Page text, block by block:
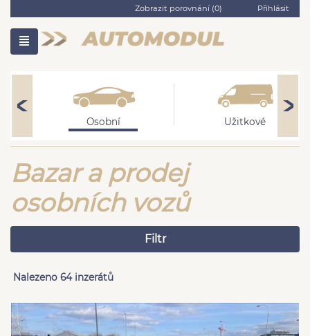
Zobrazit porovnání (0) Přihlásit
Osobní Užitkové
Bazar a prodej
osobních vozů
Filtr
Nalezeno 64 inzerátů